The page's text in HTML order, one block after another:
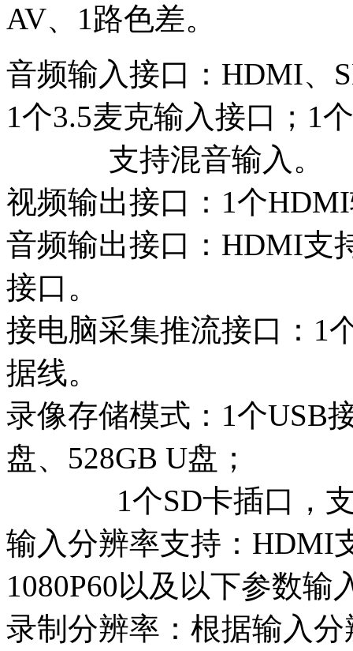
AV、1路色差。
音频输入接口：HDMI、
1个3.5麦克输入接口；1
支持混音输入。
视频输出接口：1个
音频输出接口：HDMI支
接口。
接电脑采集推流接口：1
据线。
录像存储模式：1个USB
盘、528GB U盘；
1个SD卡插口，支持
输入分辨率支持：HDMI
1080P60以及以下参数输
录制分辨率：根据输入